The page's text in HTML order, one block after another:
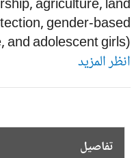
agriculture,
gender-
and adolescent
المزيد
تفاصيل